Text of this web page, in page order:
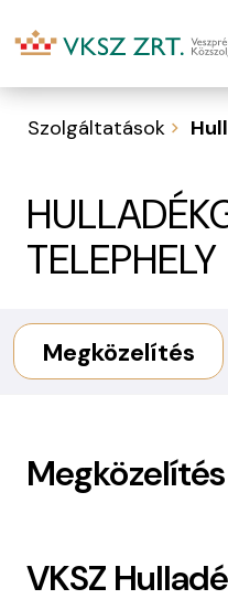
Szolgáltatások
TELEPHELY
Megközelítés
Megközelítés
VKSZ